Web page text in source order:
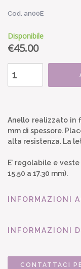
Cod. an00E
Disponibile
€45.00
Anello realizzato in
mm di spessore.
alta resistenza. La
E’ regolabile e
15.50 a 17.30 mm).
INFORMAZIONI
INFORMAZIONI
CONTATTACI